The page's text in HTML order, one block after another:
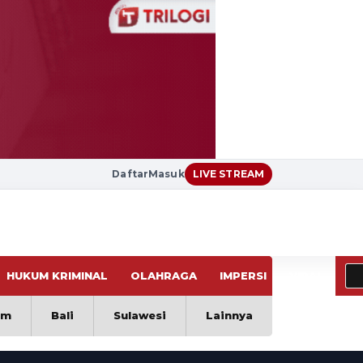
DaftarMasuk LIVE STREAM
HUKUM KRIMINAL OLAHRAGA IMPERSI
Bali Sulawesi Lainnya